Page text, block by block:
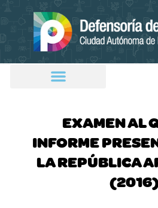
EXAMEN AL
INFORME
LA REPÚBLICA